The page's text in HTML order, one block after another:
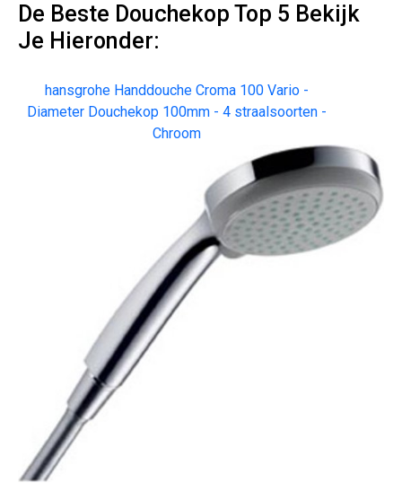
De Beste Douchekop Top 5 Bekijk
Je Hieronder:
hansgrohe Handdouche Croma 100 Vario -
Diameter Douchekop 100mm - 4 straalsoorten -
Chroom